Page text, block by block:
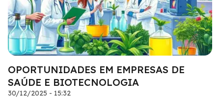
OPORTUNIDADES EM EMPRESAS DE
SAÚDE E BIOTECNOLOGIA
30/12/2025 - 15:32